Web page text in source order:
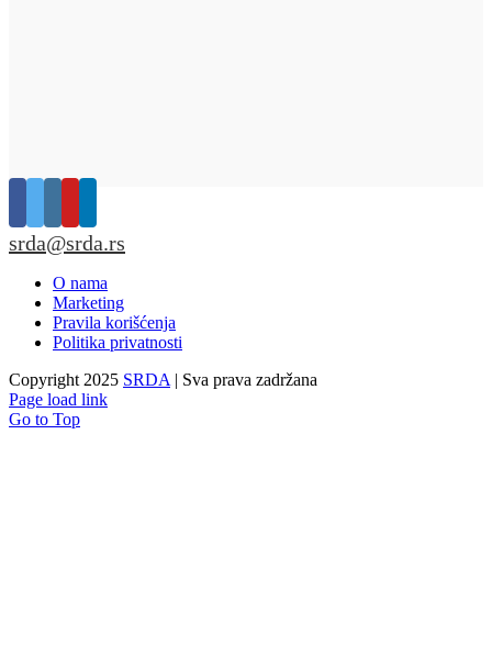
srda@srda.rs
O nama
Marketing
Pravila korišćenja
Politika privatnosti
Copyright 2025 SRDA | Sva prava zadržana
Page load link
Go to Top